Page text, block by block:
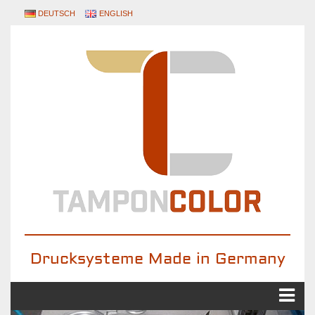
DEUTSCH ENGLISH
Drucksysteme Made in Germany